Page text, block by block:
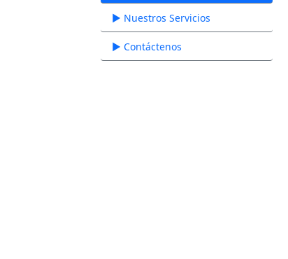
► Nuestros Servicios
► Contáctenos